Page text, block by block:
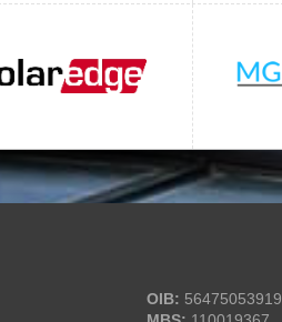
OIB: 56475053919